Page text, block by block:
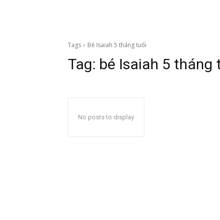
Tags Bé Isaiah 5 tháng tuổi
Tag: bé Isaiah 5 tháng
No posts to display